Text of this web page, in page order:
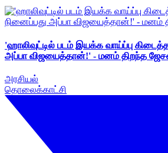
'ஹாலிவுட்டில் படம் இயக்க வாய்ப்பு
அப்பா விஜயைத்தான்!' - மனம் திறந்த
அரசியல்
தொலைக்காட்சி